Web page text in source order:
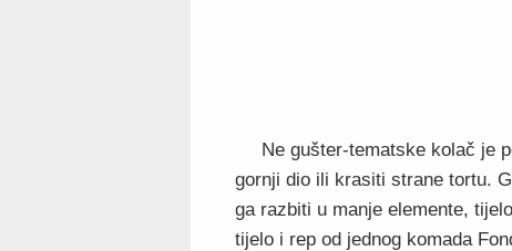
Ne gušter-tematske kolač je
gornji dio ili krasiti strane tortu.
ga razbiti u manje elemente,
tijelo i rep od jednog komada